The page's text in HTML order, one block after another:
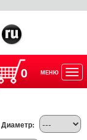
0 МЕНЮ
Диаметр: